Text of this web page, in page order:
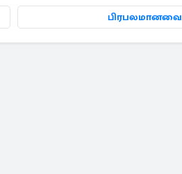
பிரபலமானவை